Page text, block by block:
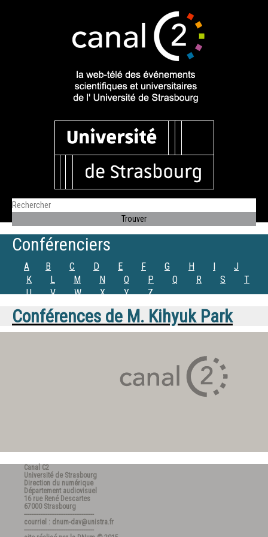
Conférenciers
A B C D E F G H I
J
K
L M N O P Q R S
T
U
V W X Y Z
Conférences de M. Kihyuk Park
Canal C2
Université de Strasbourg
Direction du numérique
Département audiovisuel
16 rue René Descartes
67000 Strasbourg
---------------------------------------
courriel : dnum-dav@unistra.fr
---------------------------------------